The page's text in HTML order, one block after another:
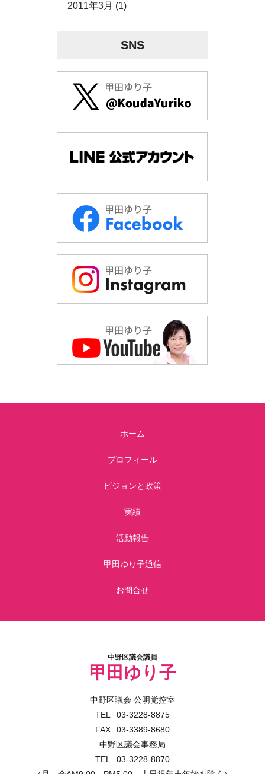
2011年3月 (1)
SNS
ホーム
プロフィール
ビジョンと政策
実績
活動報告
甲田ゆり子通信
お問合せ
中野区議会議員
甲田ゆり子
中野区議会 公明党控室
03-3228-8875
03-3389-8680
中野区議会事務局
03-3228-8870